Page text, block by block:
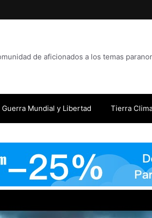
de aficionados a los temas
Guerra Mundial y Libertad Tierra